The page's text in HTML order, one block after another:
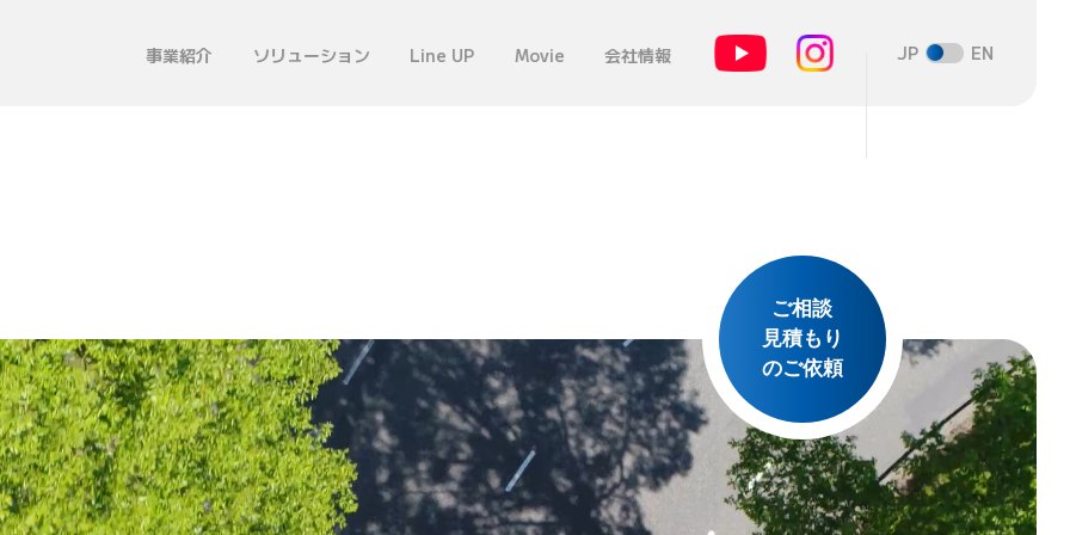
事業紹介 ソリューション Line UP Movie 会社情報 JP EN
ご相談
見積もり
のご依頼